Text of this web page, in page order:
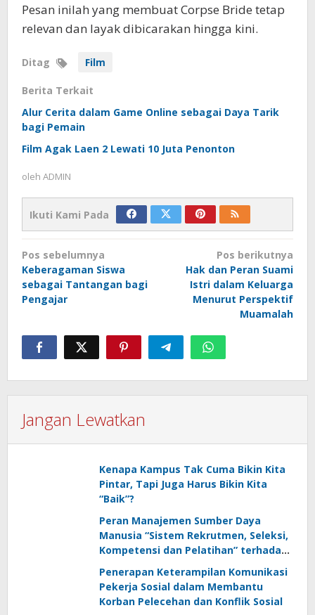
Pesan inilah yang membuat Corpse Bride tetap
relevan dan layak dibicarakan hingga kini.
Ditag Film
Berita Terkait
Alur Cerita dalam Game Online sebagai Daya Tarik
bagi Pemain
Film Agak Laen 2 Lewati 10 Juta Penonton
oleh ADMIN
Ikuti Kami Pada
Navigasi
pos
Pos sebelumnya
Keberagaman Siswa
sebagai Tantangan bagi
Pengajar
Pos berikutnya
Hak dan Peran Suami
Istri dalam Keluarga
Menurut Perspektif
Muamalah
Jangan Lewatkan
Kenapa Kampus Tak Cuma Bikin Kita
Pintar, Tapi Juga Harus Bikin Kita
“Baik”?
Peran Manajemen Sumber Daya
Manusia “Sistem Rekrutmen, Seleksi,
Kompetensi dan Pelatihan” terhadap
Keunggulan Kompetitif: Literature
Review
Penerapan Keterampilan Komunikasi
Pekerja Sosial dalam Membantu
Korban Pelecehan dan Konflik Sosial